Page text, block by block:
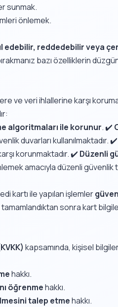
sunmak.
önlemek.
reddedebilir veya
bazı özelliklerin düzgün
ve veri ihlallerine karşı
algoritmaları ile korunur. ✔️
duvarları kullanılmaktadır. ✔️
korunmaktadır. ✔️ Düzenli
amacıyla düzenli
kartı ile yapılan işlemler
sonra kart
kapsamında, kişisel
hakkı.
öğrenmehakkı.
talep etmehakkı.